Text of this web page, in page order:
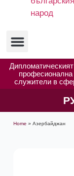
служители в
Home » Азербайджан